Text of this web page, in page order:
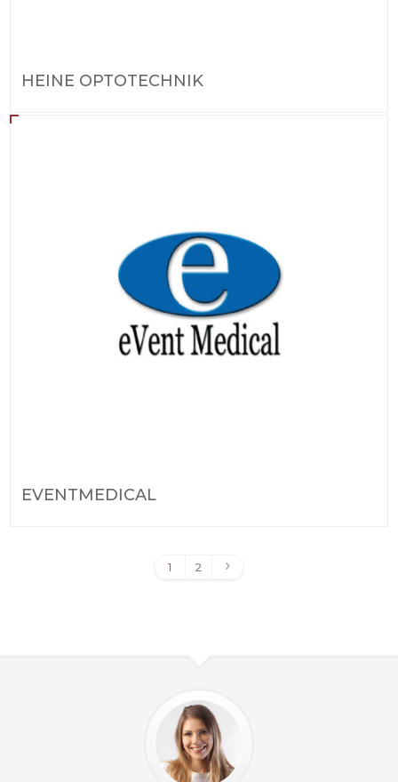
HEINE OPTOTECHNIK
EVENTMEDICAL
1 2